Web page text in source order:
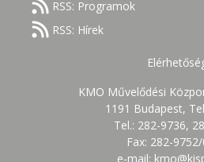
RSS: Programok
RSS: Hírek
KMO Művelődési
1191 Budapest,
Tel.: 282-9736,
Fax: 282-
e-mail: